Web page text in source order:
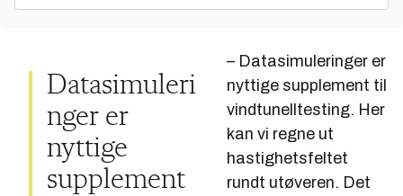
Datasimuleri
nger er
nyttige
supplement
– Datasimuleringer er
nyttige supplement til
vindtunelltesting. Her
kan vi regne ut
hastighetsfeltet
rundt utøveren. Det